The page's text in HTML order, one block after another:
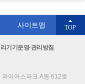
사이트맵 TOP
기기운영·관리방침
이어스파크 A동 612호